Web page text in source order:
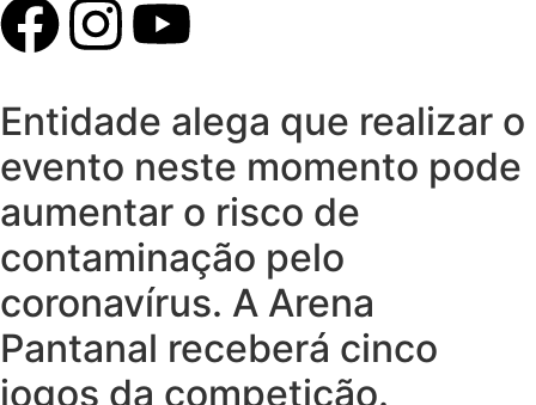
Entidade alega que realizar o
evento neste momento pode
aumentar o risco de
contaminação pelo
coronavírus. A Arena
Pantanal receberá cinco
jogos da competição.